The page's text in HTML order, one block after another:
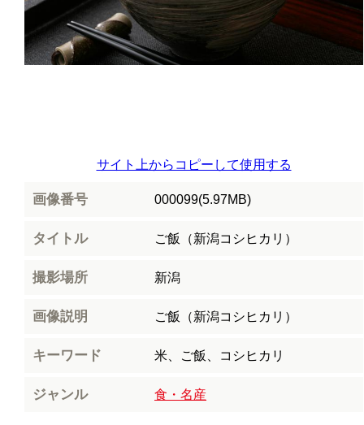
サイト上からコピーして使用する
画像番号 000099(5.97MB)
タイトル ご飯（新潟コシヒカリ）
撮影場所 新潟
画像説明 ご飯（新潟コシヒカリ）
キーワード 米、ご飯、コシヒカリ
ジャンル 食・名産